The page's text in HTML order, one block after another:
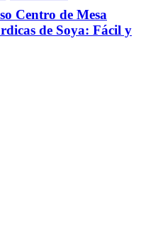
Centro de Mesa
de Soya: Fácil y